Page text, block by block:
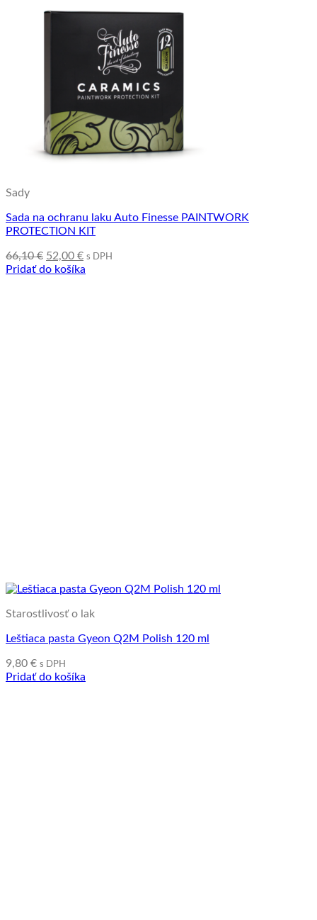
Sady
Sada na ochranu laku Auto Finesse PAINTWORK
PROTECTION KIT
66,10€ Pôvodná
cena
52,00 €Aktuálna
cena
s DPH
Pridať do košíka
Starostlivosť o lak
Leštiaca pasta Gyeon Q2M Polish 120 ml
9,80 € s DPH
Pridať do košíka